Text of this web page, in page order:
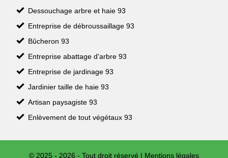
Dessouchage arbre et haie 93
Entreprise de débroussaillage 93
Bûcheron 93
Entreprise abattage d'arbre 93
Entreprise de jardinage 93
Jardinier taille de haie 93
Artisan paysagiste 93
Enlèvement de tout végétaux 93
© 2025 - 2026 - Tout droit réservé | Mentions légales